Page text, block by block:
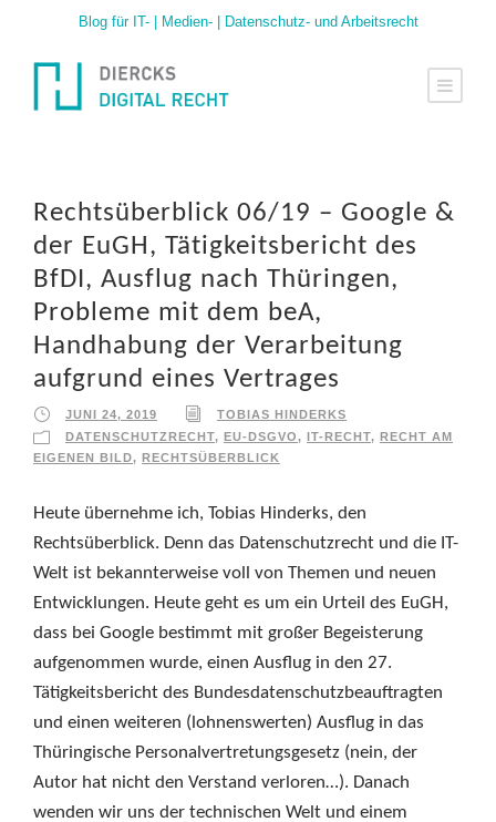
Blog für IT- | Medien- | Datenschutz- und Arbeitsrecht
Rechtsüberblick 06/19 – Google &
der EuGH, Tätigkeitsbericht des
BfDI, Ausflug nach Thüringen,
Probleme mit dem beA,
Handhabung der Verarbeitung
aufgrund eines Vertrages
JUNI 24, 2019
TOBIAS HINDERKS
DATENSCHUTZRECHT, EU-DSGVO, IT-RECHT, RECHT AM
EIGENEN BILD, RECHTSÜBERBLICK
Heute übernehme ich, Tobias Hinderks, den
Rechtsüberblick. Denn das Datenschutzrecht und die IT-
Welt ist bekannterweise voll von Themen und neuen
Entwicklungen. Heute geht es um ein Urteil des EuGH,
dass bei Google bestimmt mit großer Begeisterung
aufgenommen wurde, einen Ausflug in den 27.
Tätigkeitsbericht des Bundesdatenschutzbeauftragten
und einen weiteren (lohnenswerten) Ausflug in das
Thüringische Personalvertretungsgesetz (nein, der
Autor hat nicht den Verstand verloren…). Danach
wenden wir uns der technischen Welt und einem